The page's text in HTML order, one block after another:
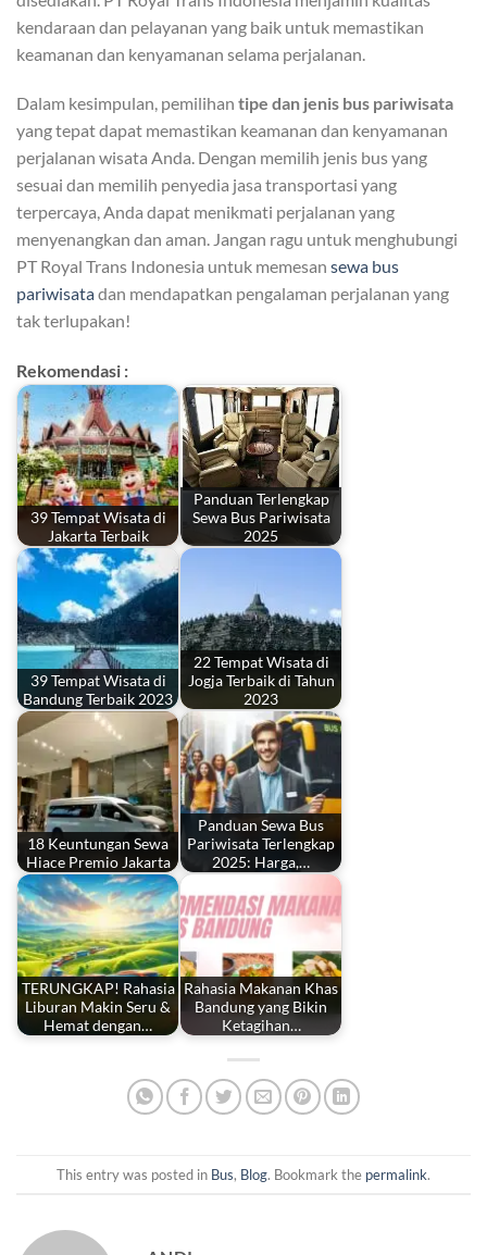
kendaraan dan pelayanan yang baik untuk memastikan
keamanan dan kenyamanan selama perjalanan.
Dalam kesimpulan, pemilihan tipe dan jenis bus pariwisata
yang tepat dapat memastikan keamanan dan kenyamanan
perjalanan wisata Anda. Dengan memilih jenis bus yang
sesuai dan memilih penyedia jasa transportasi yang
terpercaya, Anda dapat menikmati perjalanan yang
menyenangkan dan aman. Jangan ragu untuk menghubungi
PT Royal Trans Indonesia untuk memesan sewa bus
pariwisatadan mendapatkan pengalaman perjalanan yang
tak terlupakan!
Rekomendasi :
39 Tempat Wisata di
Jakarta Terbaik
Panduan Terlengkap
Sewa Bus Pariwisata
2025
39 Tempat Wisata di
Bandung Terbaik 2023
22 Tempat Wisata di
Jogja Terbaik di Tahun
2023
18 Keuntungan Sewa
Hiace Premio Jakarta
Panduan Sewa Bus
Pariwisata Terlengkap
2025: Harga,…
TERUNGKAP! Rahasia
Liburan Makin Seru &
Hemat dengan…
Rahasia Makanan Khas
Bandung yang Bikin
Ketagihan…
This entry was posted in Bus, Blog. Bookmark the permalink.